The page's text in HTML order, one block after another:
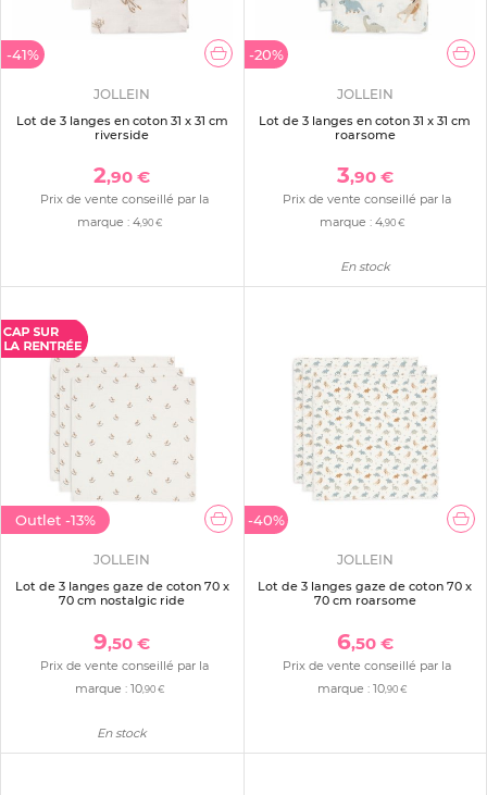
-41%
JOLLEIN
Lot de 3 langes en coton 31 x 31 cm
riverside
2,90 €
Prix de vente conseillé par la
marque : 4,90 €
-20%
JOLLEIN
Lot de 3 langes en coton 31 x 31 cm
roarsome
3,90 €
Prix de vente conseillé par la
marque :4,90 €
En stock
Outlet -13%
JOLLEIN
Lot de 3 langes gaze de coton 70 x
70 cm nostalgic ride
9,50 €
Prix de vente conseillé par la
marque : 10,90 €
En stock
-40%
JOLLEIN
Lot de 3 langes gaze de coton 70 x
70 cm roarsome
6,50 €
Prix de vente conseillé par la
marque :10,90 €